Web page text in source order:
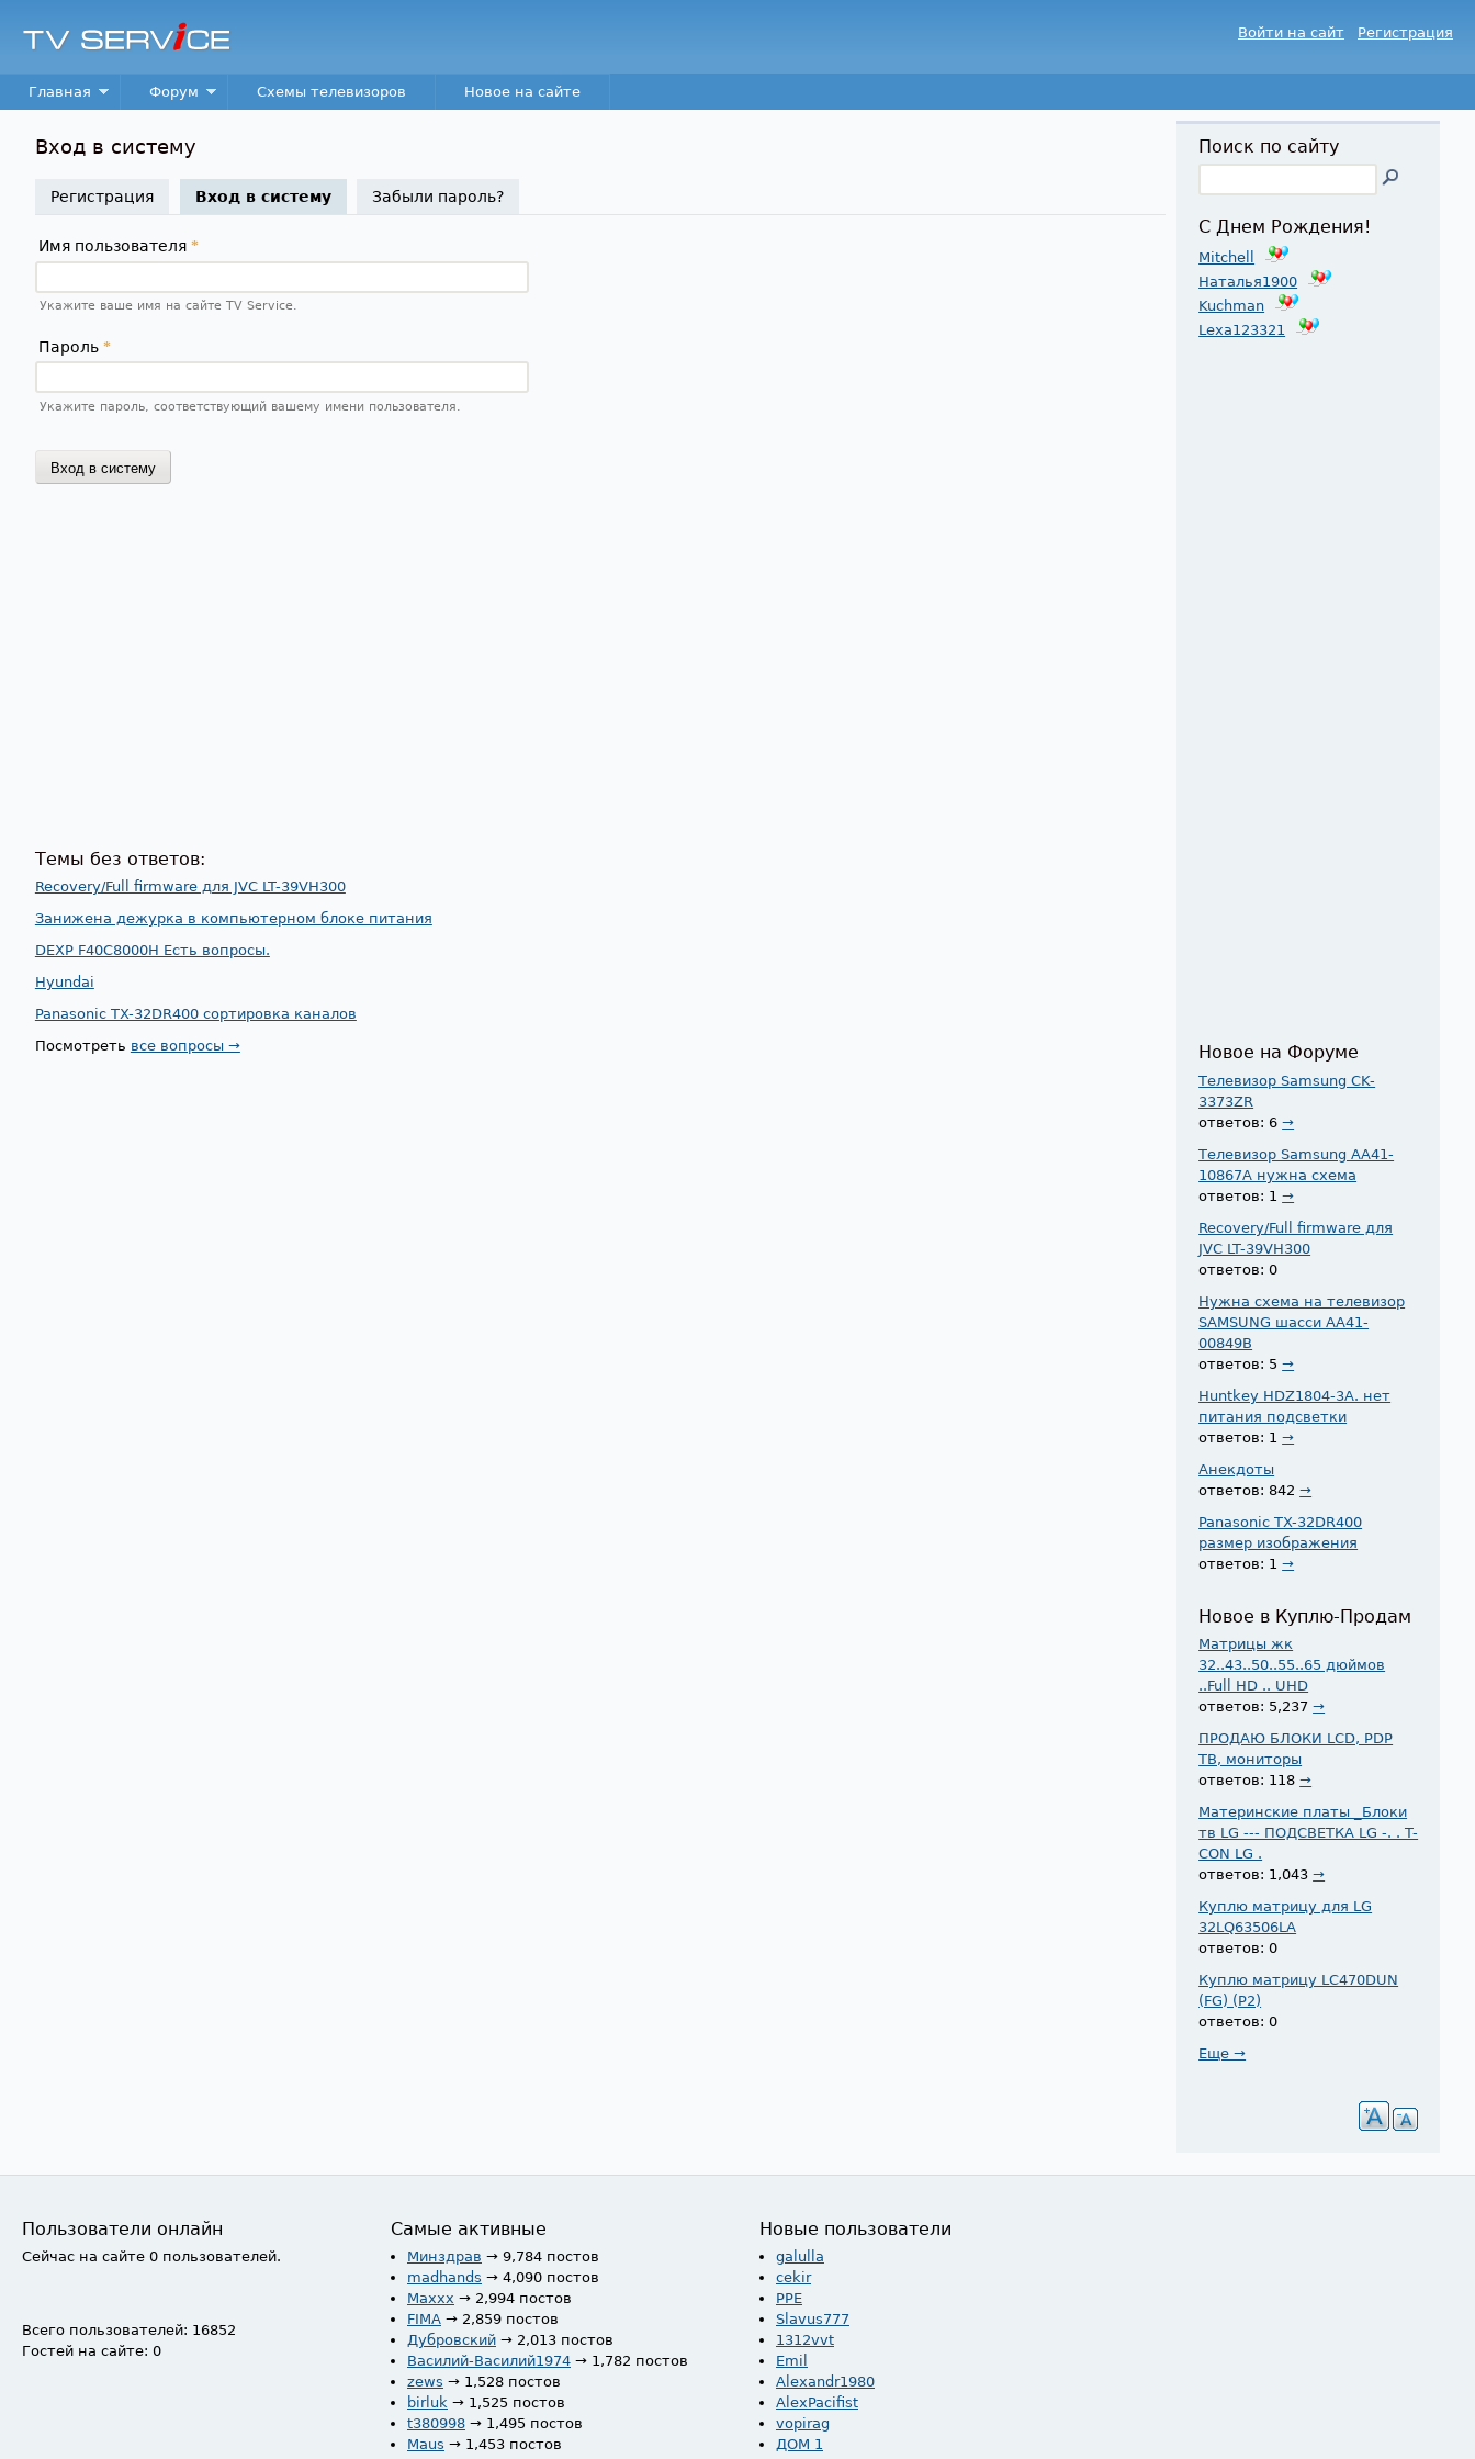
TV
Service
Войти на сайт Регистрация
Main menu
Главная Форум Схемы телевизоров Новое на сайте
Вход в систему
Регистрация Вход в систему(активная вкладка)
Забыли пароль?
Имя пользователя *
Укажите ваше имя на сайте TV Service.
Пароль *
Укажите пароль, соответствующий вашему имени пользователя.
Темы без ответов:
Recovery/Full firmware для JVC LT-39VH300
Занижена дежурка в компьютерном блоке питания
DEXP F40C8000H Есть вопросы.
Hyundai
Panasonic TX-32DR400 сортировка каналов
Посмотреть все вопросы →
Поиск по сайту
С Днем Рождения!
Mitchell
Наталья1900
Kuchman
Lexa123321
Новое на Форуме
Телевизор Samsung CK-
3373ZR
ответов: 6→
Телевизор Samsung AA41-
10867A нужна схема
ответов: 1→
Recovery/Full firmware для
JVC LT-39VH300
ответов: 0
Нужна схема на телевизор
SAMSUNG шасси AA41-
00849B
ответов: 5→
Huntkey HDZ1804-3A. нет
питания подсветки
ответов: 1→
Анекдоты
ответов: 842→
Panasonic TX-32DR400
размер изображения
ответов: 1→
Новое в Куплю-Продам
Матрицы жк
32..43..50..55..65 дюймов
..Full HD .. UHD
ответов: 5,237→
ПРОДАЮ БЛОКИ LCD, PDP
ТВ, мониторы
ответов: 118→
Материнские платы _Блоки
тв LG --- ПОДСВЕТКА LG -. . T-
CON LG .
ответов: 1,043→
Куплю матрицу для LG
32LQ63506LA
ответов: 0
Куплю матрицу LC470DUN
(FG) (P2)
ответов: 0
Еще →
Пользователи онлайн
Сейчас на сайте 0 пользователей.
Всего пользователей: 16852
Гостей на сайте: 0
Самые активные
Минздрав → 9,784 постов
madhands → 4,090 постов
Maxxx → 2,994 постов
FIMA → 2,859 постов
Дубровский → 2,013 постов
Василий-Василий1974 → 1,782 постов
zews → 1,528 постов
birluk → 1,525 постов
t380998 → 1,495 постов
Maus → 1,453 постов
Новые пользователи
galulla
cekir
PPE
Slavus777
1312vvt
Emil
Alexandr1980
AlexPacifist
vopirag
ДОМ 1